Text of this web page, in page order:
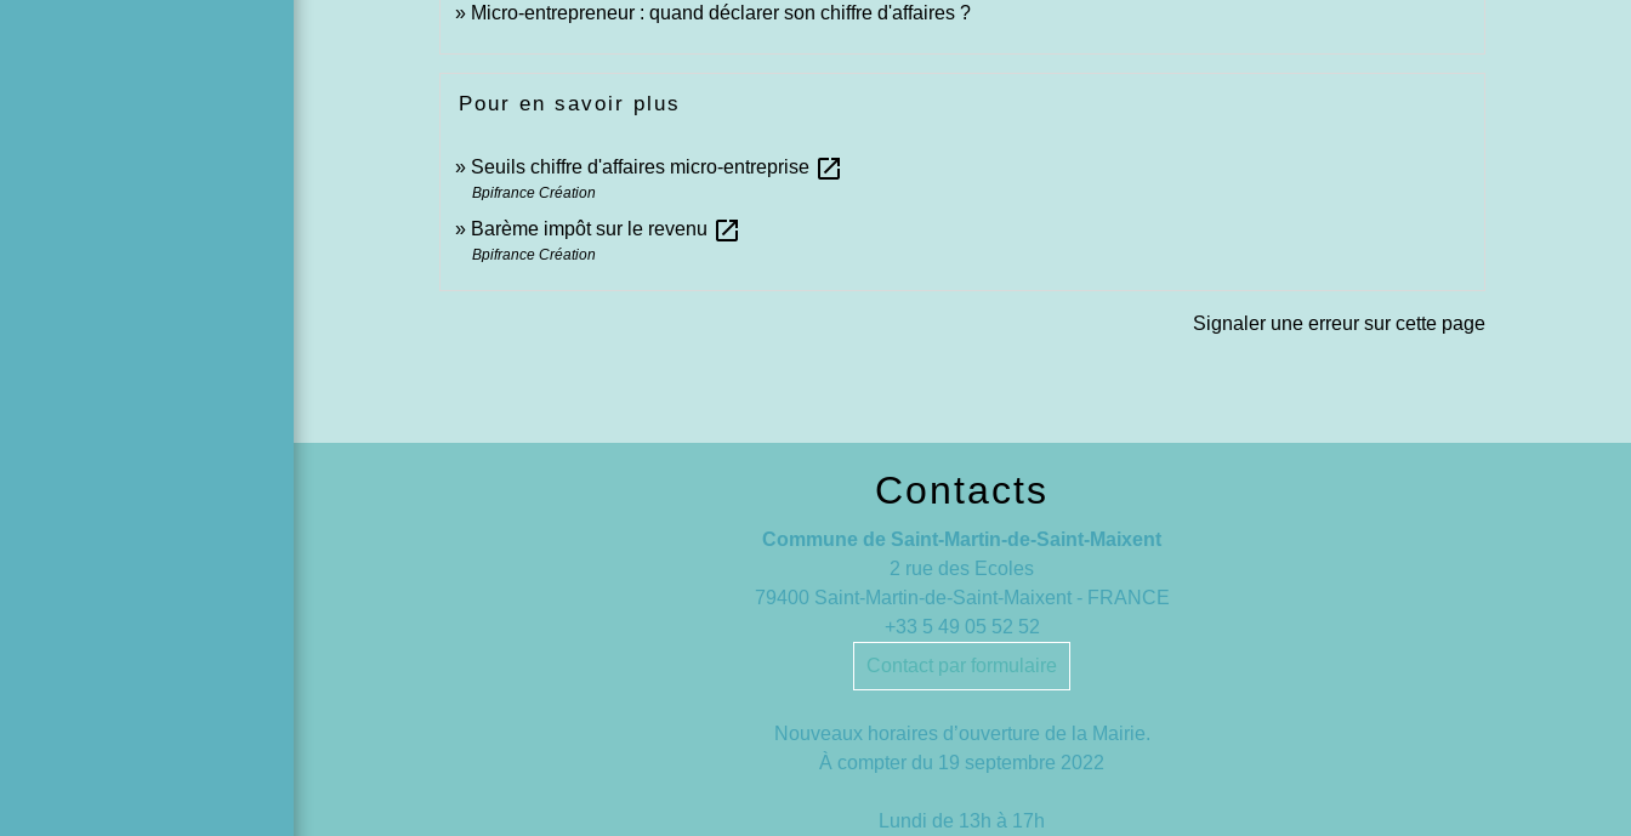
Micro-entrepreneur : quand déclarer son chiffre d'affaires ?
Pour en savoir plus
Seuils chiffre d'affaires micro-entreprise open_in_new
Bpifrance Création
Barème impôt sur le revenu open_in_new
Bpifrance Création
Signaler une erreur sur cette page
Contacts
Commune de Saint-Martin-de-Saint-Maixent
2 rue des Ecoles
79400 Saint-Martin-de-Saint-Maixent - FRANCE
+33 5 49 05 52 52
Contact par formulaire
Nouveaux horaires d’ouverture de la Mairie.
À compter du 19 septembre 2022
Lundi de 13h à 17h